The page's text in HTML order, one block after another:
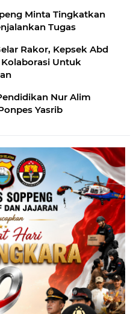
Minta Tingkatkan
Tugas
Rakor, Kepsek Abd
Untuk
Nur Alim
Yasrib